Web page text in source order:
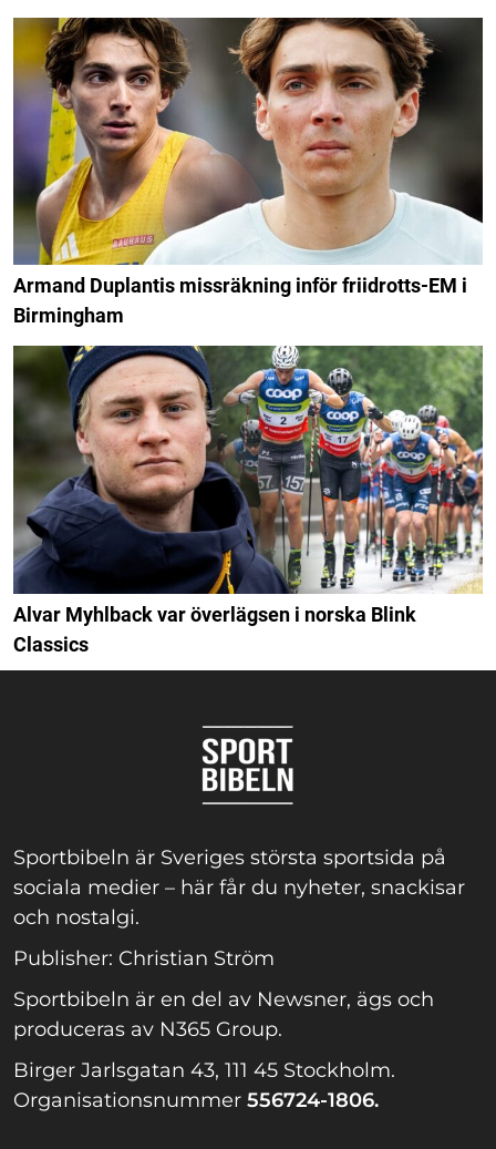
Armand Duplantis missräkning inför friidrotts-EM i
Birmingham
Alvar Myhlback var överlägsen i norska Blink
Classics
Sportbibeln är Sveriges största sportsida på
sociala medier – här får du nyheter, snackisar
och nostalgi.
Publisher: Christian Ström
Sportbibeln är en del av Newsner, ägs och
produceras av N365 Group.
Birger Jarlsgatan 43, 111 45 Stockholm.
Organisationsnummer 556724-1806.